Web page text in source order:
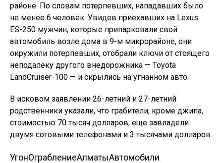
районе. По словам потерпевших, нападавших было
не менее 6 человек. Увидев приехавших на Lexus
ЕS-250 мужчин, которые припарковали свой
автомобиль возле дома в 9-м микрорайоне, они
окружили потерпевших, отобрали ключи от стоящего
неподалеку другого внедорожника — Toyota
LandCruiser-100 — и скрылись на угнанном авто.
В исковом заявлении 26-летний и 27-летний
родственники указали, что грабители, кроме джипа,
стоимостью 70 тысяч долларов, еще завладели
двумя сотовыми телефонами и 3 тысячами долларов.
УгонОграблениеАлматыАвтомобили